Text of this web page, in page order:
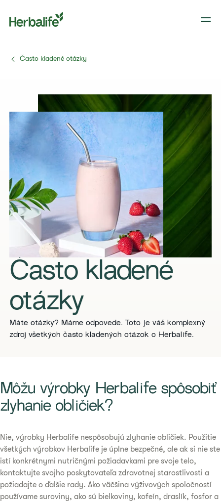
Často kladené otázky
Často kladené
otázky
Máte otázky? Máme odpovede. Toto je váš komplexný
zdroj všetkých často kladených otázok o Herbalife.
​Môžu výrobky Herbalife spôsobiť
zlyhanie obličiek?
Nie, výrobky Herbalife nespôsobujú zlyhanie obličiek. Použitie
všetkých výrobkov Herbalife je úplne bezpečné, ale ak si nie ste
istí konkrétnymi nutričnými požiadavkami pre svoje telo,
kontaktujte svojho poskytovateľa zdravotnej starostlivosti a
požiadajte o ďalšie rady. Ako väčšina výživových spoločností
používame suroviny, ako sú bielkoviny, kofeín, draslík, fosfor a